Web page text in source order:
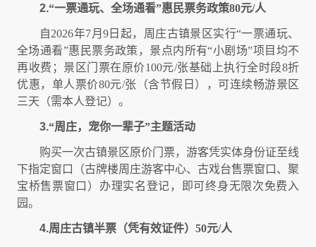
2.“一票通玩、全场通看”惠民票务政策80元/人
自2026年7月9日起，周庄古镇景区实行“一票通玩、
全场通看”惠民票务政策，景点内所有“小剧场”项目均不
再收费；景区门票在原价100元/张基础上执行全时段8折
优惠，单人票价80元/张（含节假日），可连续畅游景区
三天（需本人登记）。
3.“周庄，宠你一辈子”主题活动
购买一次古镇景区原价门票，游客凭实体身份证至线
下指定窗口（古牌楼周庄游客中心、古戏台售票窗口、聚
宝桥售票窗口）办理实名登记，即可终身无限次免费入
园。
4.周庄古镇半票（凭有效证件）50元/人